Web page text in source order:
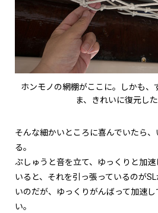
ホンモノの網棚がここに。しかも、
ま、きれいに復元し
そんな細かいところに喜んでいたら
る。
ぷしゅうと音を立て、ゆっくりと加
いると、それを引っ張っているのが
いのだが、ゆっくりがんばって加速
い。